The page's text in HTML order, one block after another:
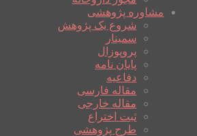
مشاوره پژوهشی
شروع یک پژوهش
سمینار
پروپوزال
پایان نامه
دفاعیه
مقاله فارسی
مقاله خارجی
ثبت اختراع
طرح پژوهشی